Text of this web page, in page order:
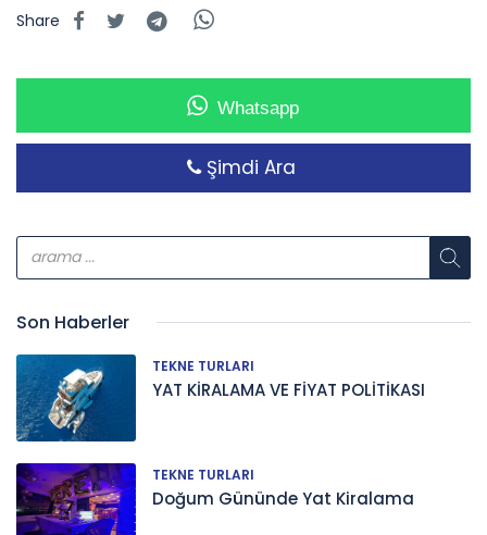
Share
Whatsapp
Şimdi Ara
Son Haberler
TEKNE TURLARI
YAT KİRALAMA VE FİYAT POLİTİKASI
TEKNE TURLARI
Doğum Gününde Yat Kiralama